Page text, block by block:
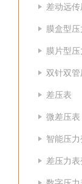
差动远
膜盒型压
膜片型压
双针双
差压表
微差压表
智能压
差压力